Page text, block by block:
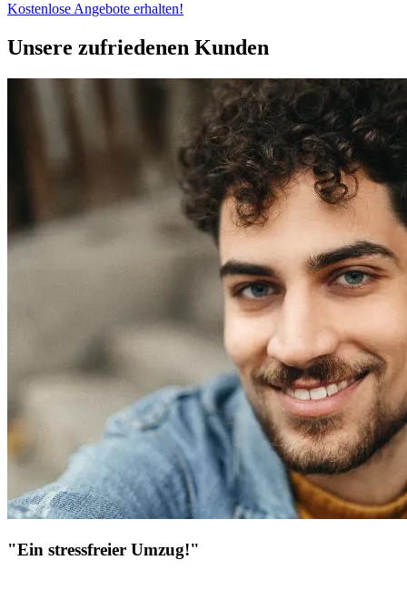
Kostenlose Angebote erhalten!
Unsere zufriedenen Kunden
"Ein stressfreier Umzug!"